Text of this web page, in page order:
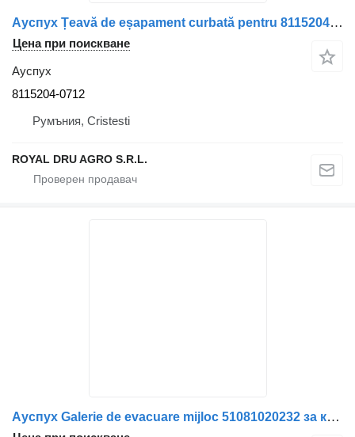
Ауспух Țeavă de eșapament curbată pentru 8115204-0712 за камион MAN
Цена при поискване
Ауспух
8115204-0712
Румъния, Cristesti
ROYAL DRU AGRO S.R.L.
Ауспух Galerie de evacuare mijloc 51081020232 за камион MAN 5108102-0232 12